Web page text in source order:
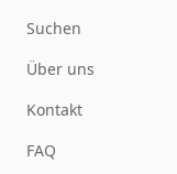
Suchen
Über uns
Kontakt
FAQ